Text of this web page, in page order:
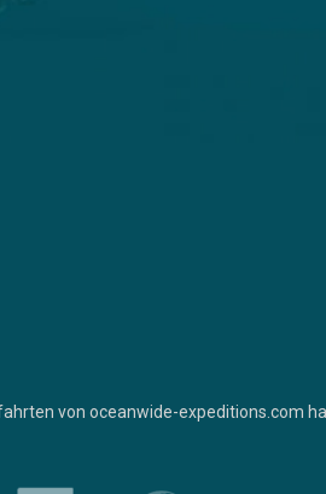
von oceanwide-expeditions.com